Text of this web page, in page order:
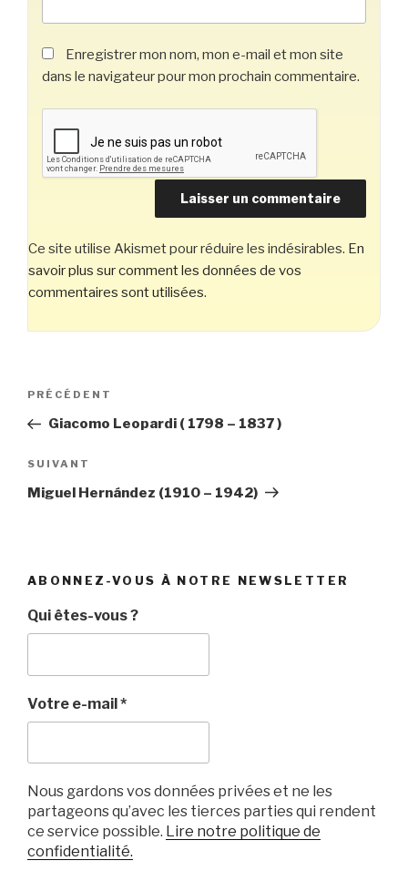
Enregistrer mon nom, mon e-mail et mon site
dans le navigateur pour mon prochain commentaire.
Ce site utilise Akismet pour réduire les indésirables. En
savoir plus sur comment les données de vos
commentaires sont utilisées.
Navigation
l’article
Article
précédent
PRÉCÉDENT
Giacomo Leopardi ( 1798 – 1837 )
Article
suivant
SUIVANT
Miguel Hernández (1910 – 1942)
ABONNEZ-VOUS À NOTRE NEWSLETTER
Qui êtes-vous ?
Votre e-mail*
Nous gardons vos données privées et ne les
partageons qu’avec les tierces parties qui rendent
ce service possible. Lire notre politique de
confidentialité.